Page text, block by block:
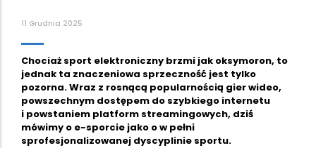
11 Grudnia 2025
Chociaż sport elektroniczny brzmi jak oksymoron, to
jednak ta znaczeniowa sprzeczność jest tylko
pozorna. Wraz z rosnącą popularnością gier wideo,
powszechnym dostępem do szybkiego internetu
i powstaniem platform streamingowych, dziś
mówimy o e-sporcie jako o w pełni
sprofesjonalizowanej dyscyplinie sportu.